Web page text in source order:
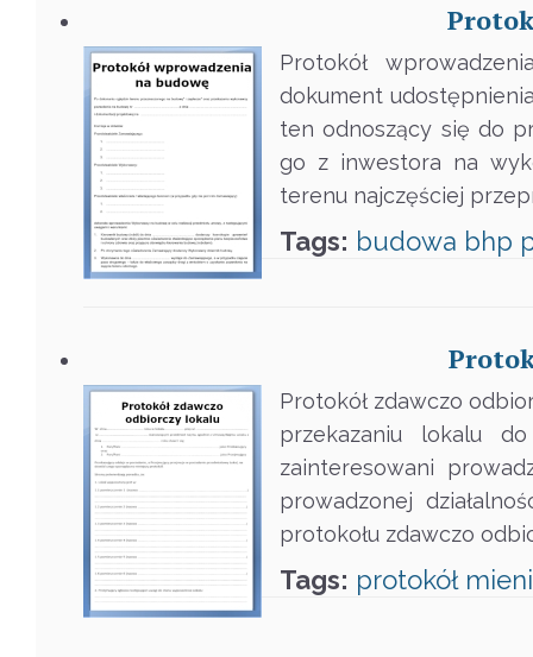
Protokół
dokument
ten odnoszący się do
go z inwestora na
terenu najczęściej
Tags: budowa bhp
Protokół zdawczo
przekazaniu lokalu
zainteresowani
prowadzonej
protokołu zdawczo
Tags: protokół